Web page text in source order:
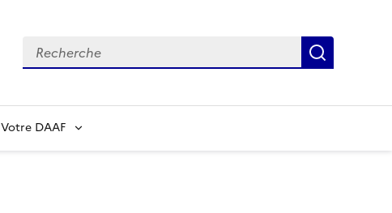
Recherche
Votre DAAF